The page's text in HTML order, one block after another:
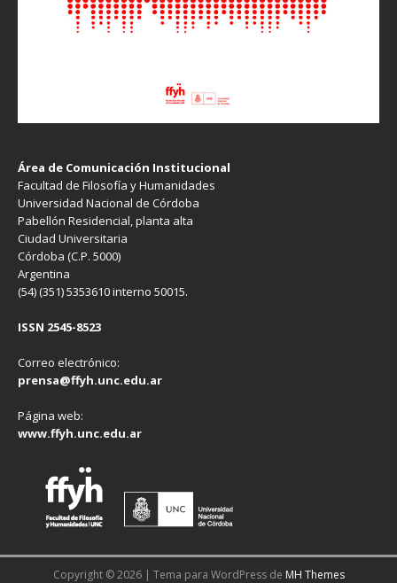
Área de Comunicación Institucional
Facultad de Filosofía y Humanidades
Universidad Nacional de Córdoba
Pabellón Residencial, planta alta
Ciudad Universitaria
Córdoba (C.P. 5000)
Argentina
(54) (351) 5353610 interno 50015.
ISSN 2545-8523
Correo electrónico:
prensa@ffyh.unc.edu.ar
Página web:
www.ffyh.unc.edu.ar
Copyright © 2026 | Tema para WordPress de MH Themes